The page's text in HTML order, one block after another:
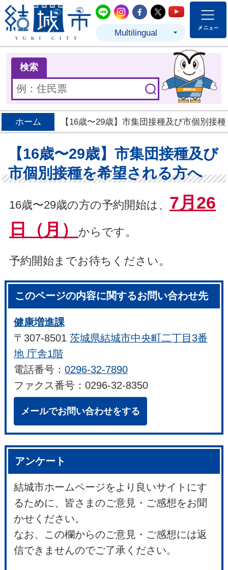
結城市公式LINE
結城市公式Instagram
結城市公式
結城市公式
結城市
Multilingual
検索
ホーム 【16歳〜29歳】市集団接種及び市個別接
【16歳〜29歳】市集団接種及び
市個別接種を希望される方へ
16歳〜29歳の方の予約開始は、 7月26
日（月）
からです。
予約開始までお待ちください。
このページの内容に関するお問い合わせ先
健康増進課
〒307-8501茨城県結城市中央町二丁目3番
地 庁舎1階
電話番号：0296-32-7890
ファクス番号：0296-32-8350
メールでお問い合わせをする
アンケート
結城市ホームページをより良いサイトにす
るために、皆さまのご意見・ご感想をお聞
かせください。
なお、この欄からのご意見・ご感想には返
信できませんのでご了承ください。